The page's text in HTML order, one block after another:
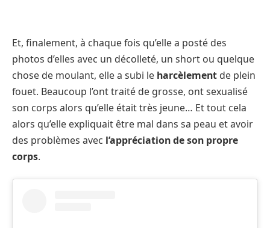
Et, finalement, à chaque fois qu’elle a posté des
photos d’elles avec un décolleté, un short ou quelque
chose de moulant, elle a subi le harcèlement de plein
fouet. Beaucoup l’ont traité de grosse, ont sexualisé
son corps alors qu’elle était très jeune… Et tout cela
alors qu’elle expliquait être mal dans sa peau et avoir
des problèmes avec l’appréciation de son propre
corps.